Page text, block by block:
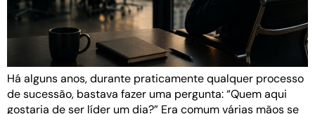
Há alguns anos, durante praticamente qualquer processo
de sucessão, bastava fazer uma pergunta: “Quem aqui
gostaria de ser líder um dia?” Era comum várias mãos se